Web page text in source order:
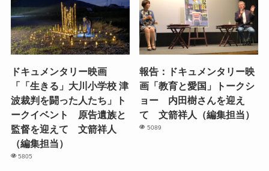
ドキュメンタリー映画
「「生きる」大川小学校 津
波裁判を闘った人たち」ト
ークイベント 原告遺族と
監督を迎えて 文箭祥人
（編集担当）
5805
報告：ドキュメンタリー映
画「教育と愛国」トークシ
ョー 内田樹さんを迎え
て 文箭祥人（編集担当）
5089